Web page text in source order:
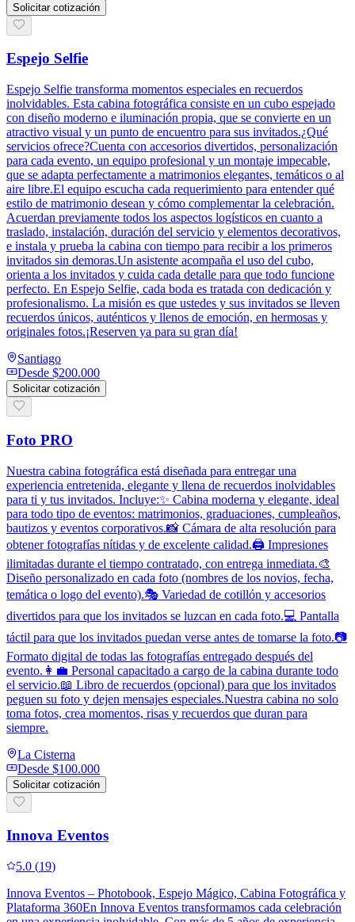
Solicitar cotización
Espejo Selfie
Espejo Selfie transforma momentos especiales en recuerdos
inolvidables. Esta cabina fotográfica consiste en un cubo espejado
con diseño moderno e iluminación propia, que se convierte en un
atractivo visual y un punto de encuentro para sus invitados.¿Qué
servicios ofrece?Cuenta con accesorios divertidos, personalización
para cada evento, un equipo profesional y un montaje impecable,
que se adapta perfectamente a matrimonios elegantes, temáticos o al
aire libre.El equipo escucha cada requerimiento para entender qué
estilo de matrimonio desean y cómo complementar la celebración.
Acuerdan previamente todos los aspectos logísticos en cuanto a
traslado, instalación, duración del servicio y elementos decorativos,
e instala y prueba la cabina con tiempo para recibir a los primeros
invitados sin demoras.Un asistente acompaña el uso del cubo,
orienta a los invitados y cuida cada detalle para que todo funcione
perfecto. En Espejo Selfie, cada boda es tratada con dedicación y
profesionalismo. La misión es que ustedes y sus invitados se lleven
recuerdos únicos, auténticos y llenos de emoción, en hermosas y
originales fotos.¡Reserven ya para su gran día!
Santiago
Desde $200.000
Solicitar cotización
Foto PRO
Nuestra cabina fotográfica está diseñada para entregar una
experiencia entretenida, elegante y llena de recuerdos inolvidables
para ti y tus invitados. Incluye:✨ Cabina moderna y elegante, ideal
para todo tipo de eventos: matrimonios, graduaciones, cumpleaños,
bautizos y eventos corporativos.📸 Cámara de alta resolución para
obtener fotografías nítidas y de excelente calidad.🖨️ Impresiones
ilimitadas durante el tiempo contratado, con entrega inmediata.🎨
Diseño personalizado en cada foto (nombres de los novios, fecha,
temática o logo del evento).🎭 Variedad de cotillón y accesorios
divertidos para que los invitados se luzcan en cada foto.💻 Pantalla
táctil para que los invitados puedan verse antes de tomarse la foto.📷
Formato digital de todas las fotografías entregado después del
evento.👩‍💼 Personal capacitado a cargo de la cabina durante todo
el servicio.📖 Libro de recuerdos (opcional) para que los invitados
peguen su foto y dejen mensajes especiales.Nuestra cabina no solo
toma fotos, crea momentos, risas y recuerdos que duran para
siempre.
La Cisterna
Desde $100.000
Solicitar cotización
Innova Eventos
5.0 (19)
Innova Eventos – Photobook, Espejo Mágico, Cabina Fotográfica y
Plataforma 360En Innova Eventos transformamos cada celebración